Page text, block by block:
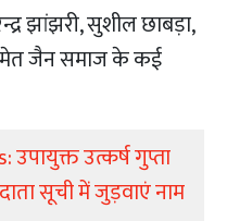
झांझरी, सुशील छाबड़ा,
जैन समाज के कई
उत्कर्ष गुप्ता
सूची में जुड़वाएं नाम